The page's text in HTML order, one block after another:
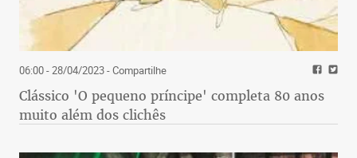
06:00 - 28/04/2023- Compartilhe
Clássico 'O pequeno príncipe' completa 80 anos
muito além dos clichês